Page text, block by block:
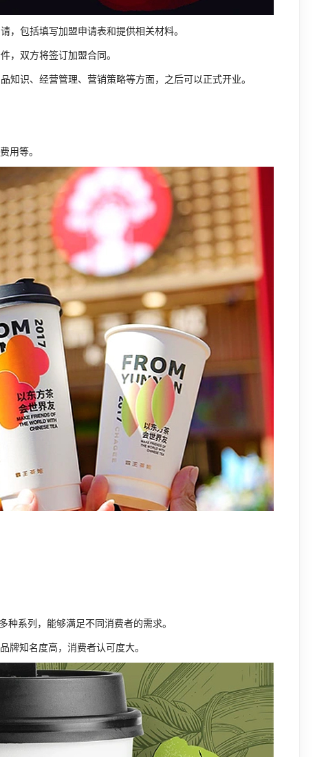
，包括填写加盟申请表和提供相关材料。
，双方将签订加盟合同。
识、经营管理、营销策略等方面，之后可以正式开业。
用等。
系列，能够满足不同消费者的需求。
牌知名度高，消费者认可度大。